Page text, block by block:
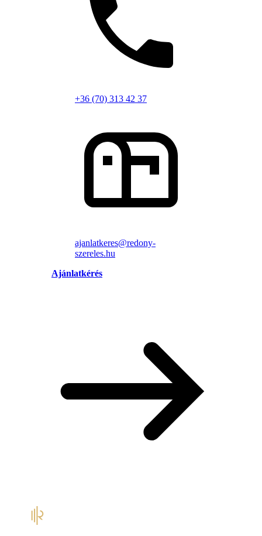
+36 (70) 313 42 37
ajanlatkeres@redony-
szereles.hu
Ajánlatkérés